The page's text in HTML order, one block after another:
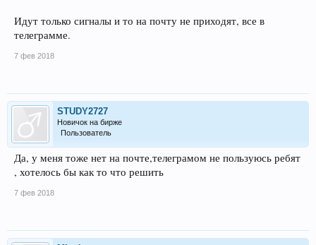
Идут только сигналы и то на почту не приходят, все в
телеграмме.
7 фев 2018
STUDY2727
Новичок на бирже
Пользователь
Да, у меня тоже нет на почте,телеграмом не пользуюсь ребят
, хотелось бы как то что решить
7 фев 2018